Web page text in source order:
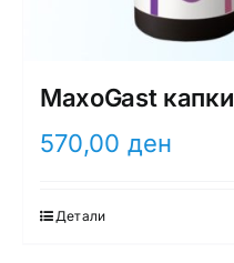
MaxoGast капки
570,00 ден
Детали